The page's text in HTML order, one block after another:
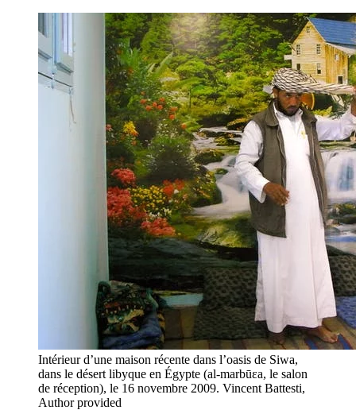
Intérieur d’une maison récente dans l’oasis de Siwa,
dans le désert libyque en Égypte (al-marbūɛa, le salon
de réception), le 16 novembre 2009. Vincent Battesti,
Author provided